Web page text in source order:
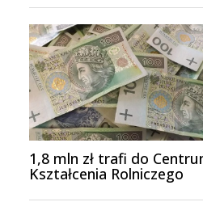
1,8 mln zł trafi do
Kształcenia Rolniczego